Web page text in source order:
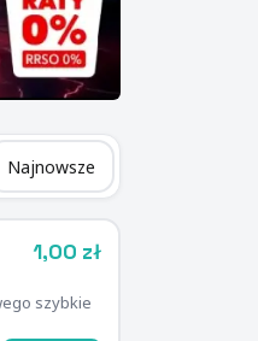
1,00 zł
szybkie